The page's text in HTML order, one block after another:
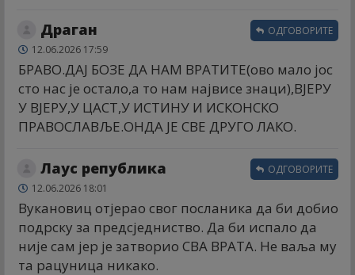
Драган
12.06.2026 17:59
БРАВО.ДАЈ БОЗЕ ДА НАМ ВРАТИТЕ(ово мало јос
сто нас је остало,а то нам највисе знаци),ВЈЕРУ
У ВЈЕРУ,У ЦАСТ,У ИСТИНУ И ИСКОНСКО
ПРАВОСЛАВЉЕ.ОНДА ЈЕ СВЕ ДРУГО ЛАКО.
ОДГОВОРИТЕ
Лаус република
12.06.2026 18:01
Вукановиц отјерао свог посланика да би добио
подрску за предсједниство. Да би испало да
није сам јер је затворио СВА ВРАТА. Не ваља му
та рацуница никако.
ОДГОВОРИТЕ